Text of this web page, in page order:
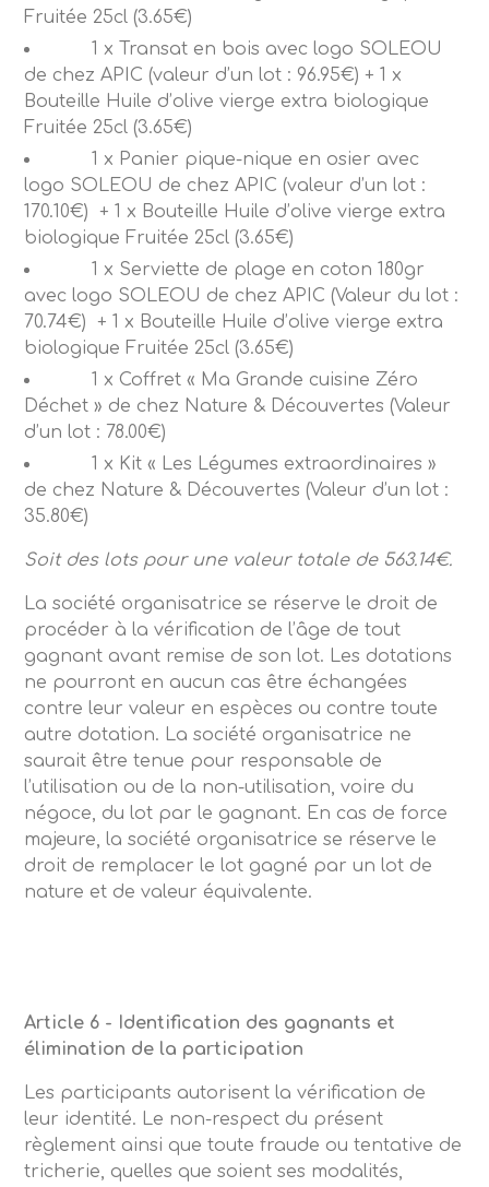
Fruitée 25cl (3.65€)
1 x Transat en bois avec logo SOLEOU
de chez APIC (valeur d’un lot : 96.95€) + 1 x
Bouteille Huile d’olive vierge extra biologique
Fruitée 25cl (3.65€)
1 x Panier pique-nique en osier avec
logo SOLEOU de chez APIC (valeur d’un lot :
170.10€)
+ 1 x Bouteille Huile d’olive vierge extra
biologique Fruitée 25cl (3.65€)
1 x Serviette de plage en coton 180gr
avec logo SOLEOU de chez APIC (Valeur du lot :
70.74€)
+ 1 x Bouteille Huile d’olive vierge extra
biologique Fruitée 25cl (3.65€)
1 x Coffret « Ma Grande cuisine Zéro
Déchet » de chez Nature & Découvertes (Valeur
d’un lot : 78.00€)
1 x Kit « Les Légumes extraordinaires »
de chez Nature & Découvertes (Valeur d’un lot :
35.80€)
Soit des lots pour une valeur totale de 563.14€.
La société organisatrice se réserve le droit de
procéder à la vérification de l’âge de tout
gagnant avant remise de son lot. Les dotations
ne pourront en aucun cas être échangées
contre leur valeur en espèces ou contre toute
autre dotation. La société organisatrice ne
saurait être tenue pour responsable de
l’utilisation ou de la non-utilisation, voire du
négoce, du lot par le gagnant. En cas de force
majeure, la société organisatrice se réserve le
droit de remplacer le lot gagné par un lot de
nature et de valeur équivalente.
Article 6 - Identification des gagnants et
élimination de la participation
Les participants autorisent la vérification de
leur identité. Le non-respect du présent
règlement ainsi que toute fraude ou tentative de
tricherie, quelles que soient ses modalités,